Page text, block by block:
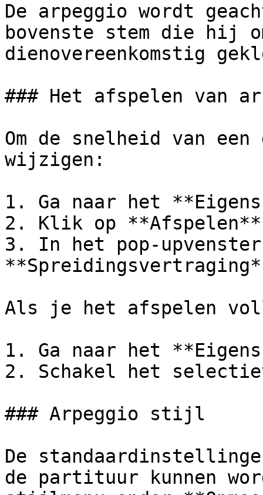
De arpeggio wordt
bovenste stem die hij
dienovereenkomstig
### Het afspelen van
Om de snelheid van
wijzigen:
1. Ga naar het
2. Klik op
3. In het pop-
Als je het afspelen
1. Ga naar het
2. Schakel het
### Arpeggio stijl
De
de partituur kunnen